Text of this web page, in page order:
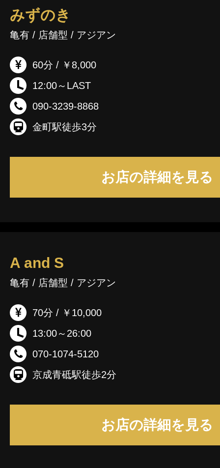
みずのき
亀有 / 店舗型 / アジアン
60分 / ￥8,000
12:00～LAST
090-3239-8868
金町駅徒歩3分
お店の詳細を見る
A and S
亀有 / 店舗型 / アジアン
70分 / ￥10,000
13:00～26:00
070-1074-5120
京成青砥駅徒歩2分
お店の詳細を見る